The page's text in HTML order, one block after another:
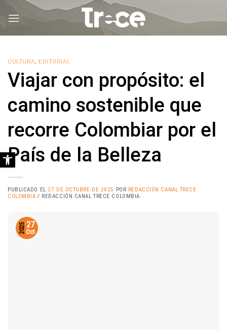
CULTURA, EDITORIAL
Viajar con propósito: el
camino sostenible que
recorre Colombiar por el
País de la Belleza
PUBLICADO EL 27 DE OCTUBRE DE 2025 POR REDACCIÓN CANAL TRECE
COLOMBIA / REDACCIÓN CANAL TRECE COLOMBIA
27
Oct
2025
Abrir barra de herramientas